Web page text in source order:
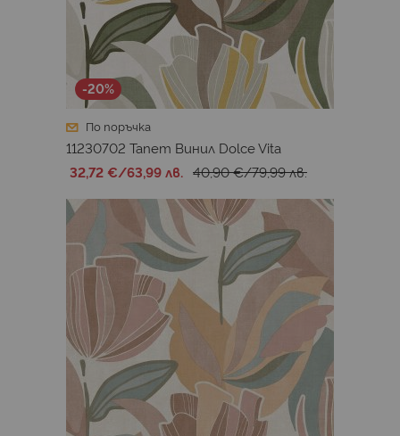
-20%
По поръчка
11230702 Тапет Винил Dolce Vita
32,72 €/63,99 лв. 40,90 €/79,99 лв.